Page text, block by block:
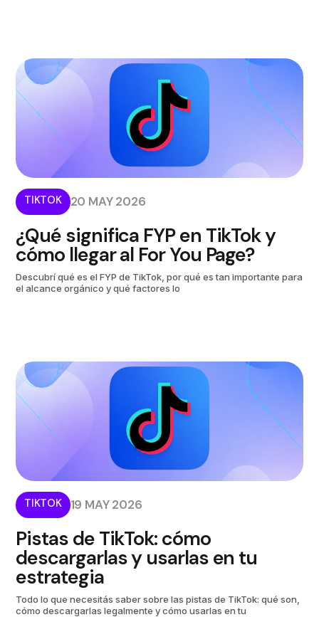
TIKTOK 20 MAY 2026
¿Qué significa FYP en TikTok y
cómo llegar al For You Page?
Descubrí qué es el FYP de TikTok, por qué es tan importante para
el alcance orgánico y qué factores lo
TIKTOK 19 MAY 2026
Pistas de TikTok: cómo
descargarlas y usarlas en tu
estrategia
Todo lo que necesitás saber sobre las pistas de TikTok: qué son,
cómo descargarlas legalmente y cómo usarlas en tu